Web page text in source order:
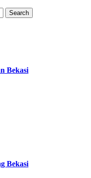
Bekasi
Bekasi